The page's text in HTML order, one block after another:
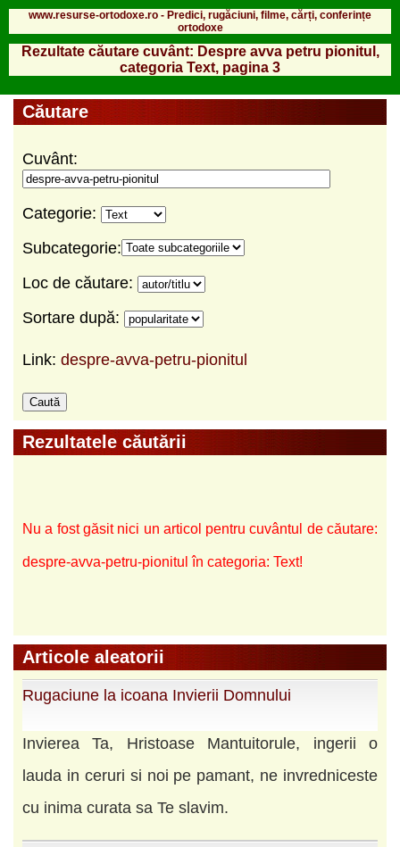
www.resurse-ortodoxe.ro - Predici, rugăciuni, filme, cărți, conferințe
ortodoxe
Rezultate căutare cuvânt: Despre avva petru pionitul,
categoria Text, pagina 3
Căutare
Cuvânt:
Categorie:
Subcategorie:
Loc de căutare:
Sortare după:
Link: despre-avva-petru-pionitul
Rezultatele căutării
Nu a fost găsit nici un articol pentru cuvântul de căutare:
despre-avva-petru-pionitul în categoria: Text!
Articole aleatorii
Rugaciune la icoana Invierii Domnului
Invierea Ta, Hristoase Mantuitorule, ingerii o
lauda in ceruri si noi pe pamant, ne invredniceste
cu inima curata sa Te slavim.